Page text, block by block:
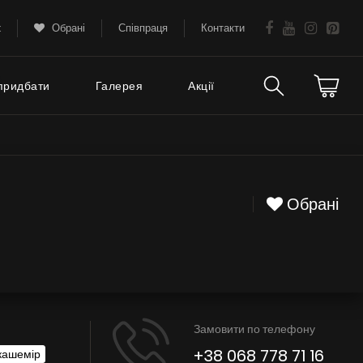
Обрані Співпраця Контакти
Технічна підтримка
Інструкції
Галерея Акції
Обрані
Замовити по телефону
+38 068 778 71 16